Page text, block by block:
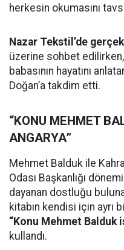
herkesin okumasını
Nazar Tekstil’de
üzerine sohbet edilirken,
babasının hayatını
Doğan’a takdim etti.
“KONU MEHMET
ANGARYA”
Mehmet Balduk ile
Odası Başkanlığı
dayanan dostluğu
kitabın kendisi için ayrı
“Konu Mehmet Balduk
kullandı.